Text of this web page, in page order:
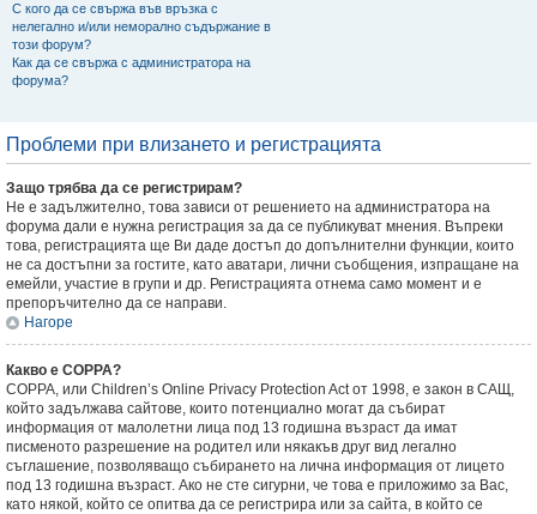
С кого да се свържа във връзка с
нелегално и/или неморално съдържание в
този форум?
Как да се свържа с администратора на
форума?
Проблеми при влизането и регистрацията
Защо трябва да се регистрирам?
Не е задължително, това зависи от решението на администратора на
форума дали е нужна регистрация за да се публикуват мнения. Въпреки
това, регистрацията ще Ви даде достъп до допълнителни функции, които
не са достъпни за гостите, като аватари, лични съобщения, изпращане на
емейли, участие в групи и др. Регистрацията отнема само момент и е
препоръчително да се направи.
Нагоре
Какво е COPPA?
COPPA, или Children’s Online Privacy Protection Act от 1998, е закон в САЩ,
който задължава сайтове, които потенциално могат да събират
информация от малолетни лица под 13 годишна възраст да имат
писменото разрешение на родител или някакъв друг вид легално
съглашение, позволяващо събирането на лична информация от лицето
под 13 годишна възраст. Ако не сте сигурни, че това е приложимо за Вас,
като някой, който се опитва да се регистрира или за сайта, в който се